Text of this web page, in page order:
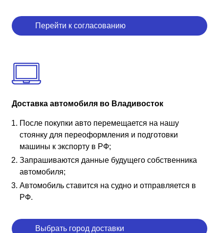
Перейти к согласованию
Доставка автомобиля во Владивосток
После покупки авто перемещается на нашу
стоянку для переоформления и подготовки
машины к экспорту в РФ;
Запрашиваются данные будущего собственника
автомобиля;
Автомобиль ставится на судно и отправляется в
РФ.
Выбрать город доставки